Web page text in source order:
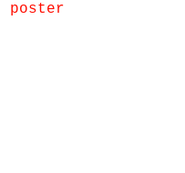
poster